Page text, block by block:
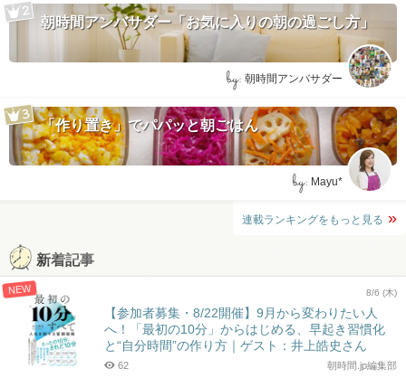
朝時間アンバサダー「お気に入りの朝の過ごし方」
by: 朝時間アンバサダー
「作り置き」でパパッと朝ごはん
by: Mayu*
連載ランキングをもっと見る
新着記事
NEW 8/6 (木)
【参加者募集・8/22開催】9月から変わりたい人
へ！「最初の10分」からはじめる、早起き習慣化
と“自分時間”の作り方｜ゲスト：井上皓史さん
朝時間.jp編集部
62